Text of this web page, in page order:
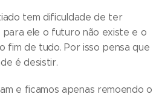
tem dificuldade de ter
para ele o futuro não existe e o
fim de tudo. Por isso pensa que
é desistir.
e ficamos apenas remoendo o